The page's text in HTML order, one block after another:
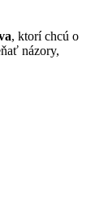
, ktorí chcú o
názory,